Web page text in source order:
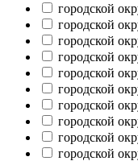
городской
городской
городской
городской
городской
городской
городской
городской
городской
городской